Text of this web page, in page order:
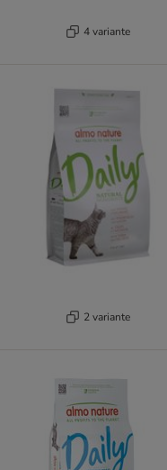
4 variante
2 variante